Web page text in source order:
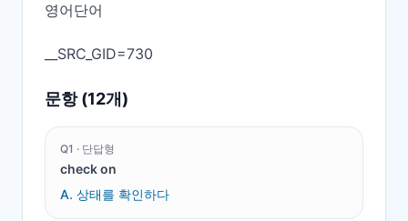
영어단어
문항 (12개)
Q1 · 단답형
check on
A. 상태를 확인하다